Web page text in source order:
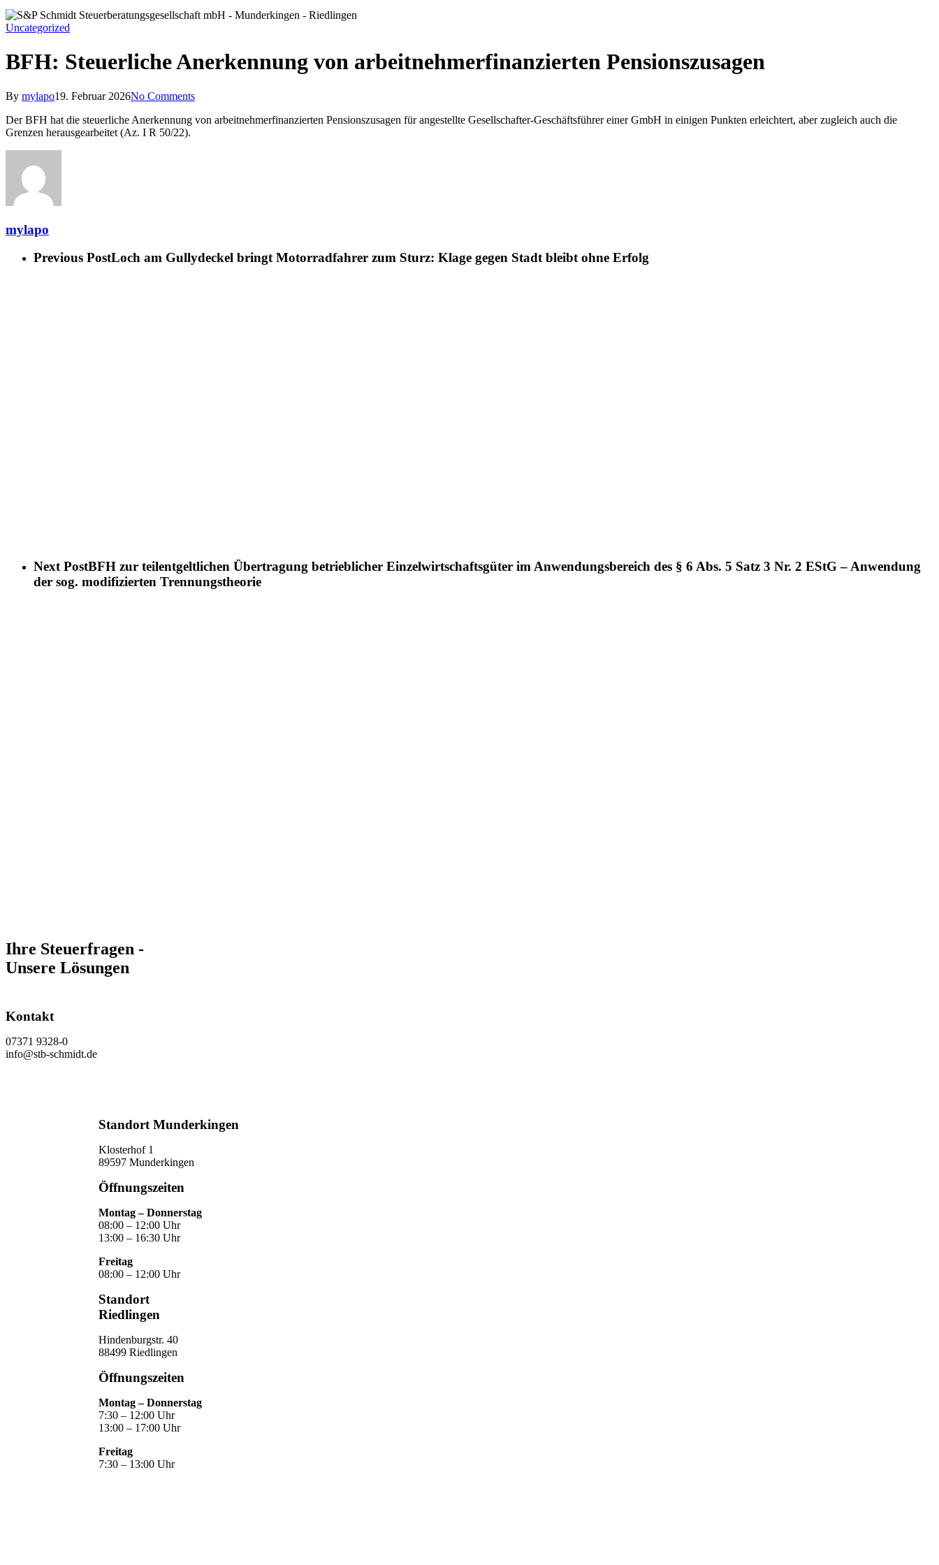
Uncategorized
BFH: Steuerliche Anerkennung von arbeitnehmerfinanzierten Pensionszusagen
By mylapo19. Februar 2026No Comments
Der BFH hat die steuerliche Anerkennung von arbeitnehmerfinanzierten Pensionszusagen für angestellte Gesellschafter-Geschäftsführer einer GmbH in einigen Punkten erleichtert, aber zugleich auch die
Grenzen herausgearbeitet (Az. I R 50/22).
mylapo
Previous PostLoch am Gullydeckel bringt Motorradfahrer zum Sturz: Klage gegen Stadt bleibt ohne Erfolg
Next PostBFH zur teilentgeltlichen Übertragung betrieblicher Einzelwirtschaftsgüter im Anwendungsbereich des § 6 Abs. 5 Satz 3 Nr. 2 EStG – Anwendung
der sog. modifizierten Trennungstheorie
Ihre Steuerfragen -
Unsere Lösungen
Kontakt
07371 9328-0
info@stb-schmidt.de
Standort Munderkingen
Klosterhof 1
89597 Munderkingen
Öffnungszeiten
Montag – Donnerstag
08:00 – 12:00 Uhr
13:00 – 16:30 Uhr
Freitag
08:00 – 12:00 Uhr
Standort
Riedlingen
Hindenburgstr. 40
88499 Riedlingen
Öffnungszeiten
Montag – Donnerstag
7:30 – 12:00 Uhr
13:00 – 17:00 Uhr
Freitag
7:30 – 13:00 Uhr